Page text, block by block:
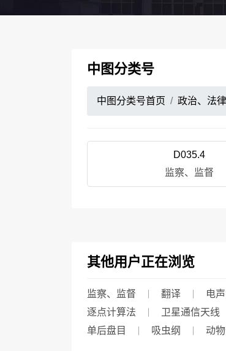
中图分类号
中图分类号首页 政治、法律
D035.4
监察、监督
其他用户正在浏览
监察、监督 翻译 电
逐点计算法
卫星通信天线
单后盘目
吸虫纲 动